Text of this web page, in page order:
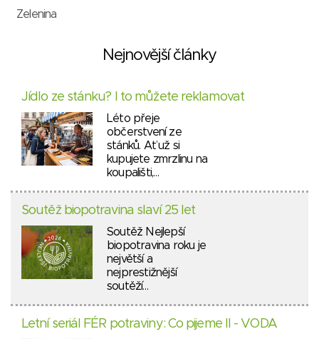
Zelenina
Nejnovější články
Jídlo ze stánku? I to můžete reklamovat
Léto přeje
občerstvení ze
stánků. Ať už si
kupujete zmrzlinu na
koupališti,…
Soutěž biopotravina slaví 25 let
Soutěž Nejlepší
biopotravina roku je
největší a
nejprestižnější
soutěží…
Letní seriál FÉR potraviny: Co pijeme II - VODA